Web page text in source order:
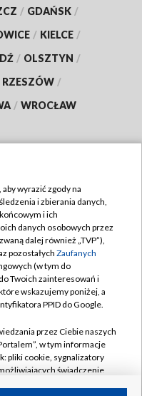
/ GDAŃSK /
/ KIELCE /
/ OLSZTYN /
RZESZÓW /
/ WROCŁAW
TVP
wyrazić zgody na
i zbierania danych,
i ich
danych osobowych przez
dalej również „TVP”),
pozostałych Zaufanych
(w tym do
Twoich zainteresowań i
wskazujemy poniżej, a
PPID do Google.
przez Ciebie naszych
w tym informacje
pliki cookie, sygnalizatory
świadczenie